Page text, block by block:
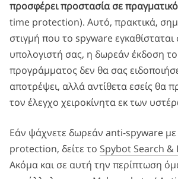
προσφέρει προστασία σε
time protection). Αυτό, πρακτικά,
στιγμή που το spyware εγκαθίσταται
υπολογιστή σας, η δωρεάν έκδοση
προγράμματος δεν θα σας
αποτρέψει, αλλά αντίθετα εσείς θα
τον έλεγχο χειροκίνητα εκ των
Εάν ψάχνετε δωρεάν anti-spyware
protection, δείτε το Spybot Search &
Ακόμα και σε αυτή την περίπτωση